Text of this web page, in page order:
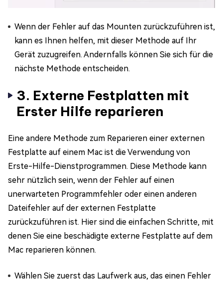
Wenn der Fehler auf das Mounten zurückzuführen ist,
kann es Ihnen helfen, mit dieser Methode auf Ihr
Gerät zuzugreifen. Andernfalls können Sie sich für die
nächste Methode entscheiden.
3. Externe Festplatten mit
Erster Hilfe reparieren
Eine andere Methode zum Reparieren einer externen
Festplatte auf einem Mac ist die Verwendung von
Erste-Hilfe-Dienstprogrammen. Diese Methode kann
sehr nützlich sein, wenn der Fehler auf einen
unerwarteten Programmfehler oder einen anderen
Dateifehler auf der externen Festplatte
zurückzuführen ist. Hier sind die einfachen Schritte, mit
denen Sie eine beschädigte externe Festplatte auf dem
Mac reparieren können.
Wählen Sie zuerst das Laufwerk aus, das einen Fehler